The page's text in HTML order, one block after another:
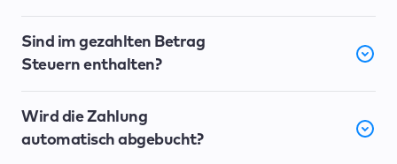
Sind im gezahlten Betrag
Steuern enthalten?
Wird die Zahlung
automatisch abgebucht?